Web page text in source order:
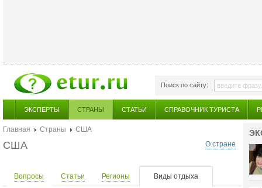
Поиск по сайту:
ЭКСПЕРТЫ СТРАНЫ СТАТЬИ СПРАВОЧНИК ТУРИСТА
Главная Страны
США
О стране
США
Вопросы Статьи Регионы Виды отдыха